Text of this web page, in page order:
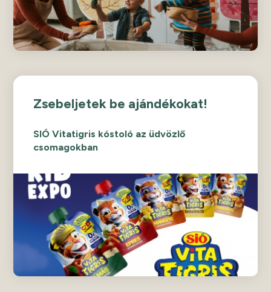
Zsebeljetek be ajándékokat!
SIÓ Vitatigris kóstoló az üdvözlő
csomagokban